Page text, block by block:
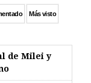
Más visto
de Milei y